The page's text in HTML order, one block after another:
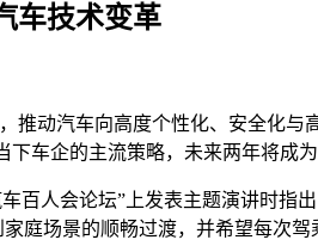
车技术变革
推动汽车向高度个性化、安全化
车企的主流策略，未来两年将成
百人会论坛”上发表主题演讲时
庭场景的顺畅过渡，并希望每次驾